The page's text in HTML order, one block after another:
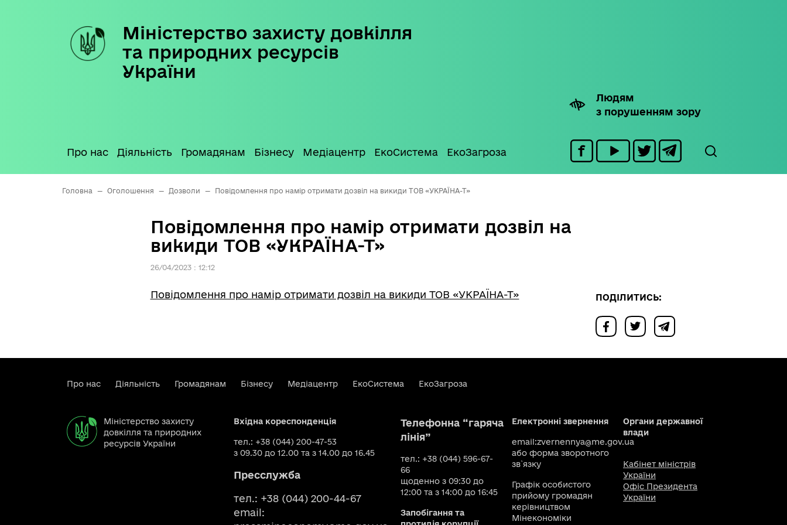
Міністерство захисту довкілля
та природних ресурсів
України
Людям
з порушенням зору
Про нас Діяльність Громадянам Бізнесу Медіацентр ЕкоСистема ЕкоЗагроза
Головна — Оголошення — Дозволи — Повідомлення про намір отримати дозвіл на викиди ТОВ «УКРАЇНА-Т»
Повідомлення про намір отримати дозвіл на
викиди ТОВ «УКРАЇНА-Т»
26/04/2023 : 12:12
Повідомлення про намір отримати дозвіл на викиди ТОВ «УКРАЇНА-Т» ПОДІЛИТИСЬ:
Про нас Діяльність Громадянам Бізнесу Медіацентр ЕкоСистема ЕкоЗагроза
Міністерство захисту
довкілля та природних
ресурсів України
Вхідна кореспонденція
тел.: +38 (044) 200-47-53
з 09.30 до 12.00 та з 14.00 до 16.45
Пресслужба
тел.: +38 (044) 200-44-67
email:
Телефонна “гаряча
лінія”
тел.: +38 (044) 596-67-
66
щоденно з 09:30 до
12:00 та з 14:00 до 16:45
Запобігання та
Електронні звернення
email:zvernennya@me.gov.ua
або форма зворотного
зв`язку
Графік особистого
прийому громадян
керівництвом
Мінекономіки
Органи державної
влади
Кабінет міністрів
України
Офіс Президента
України